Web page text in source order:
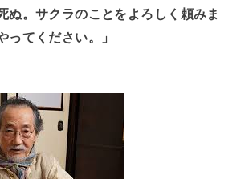
ぬ。サクラのことをよろしく頼みま
ってください。」